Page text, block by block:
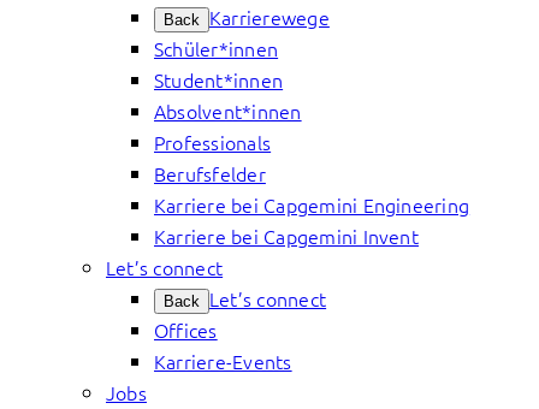
Back Karrierewege
Schüler*innen
Student*innen
Absolvent*innen
Professionals
Berufsfelder
Karriere bei Capgemini Engineering
Karriere bei Capgemini Invent
Let’s connect
Back Let’s connect
Offices
Karriere-Events
Jobs